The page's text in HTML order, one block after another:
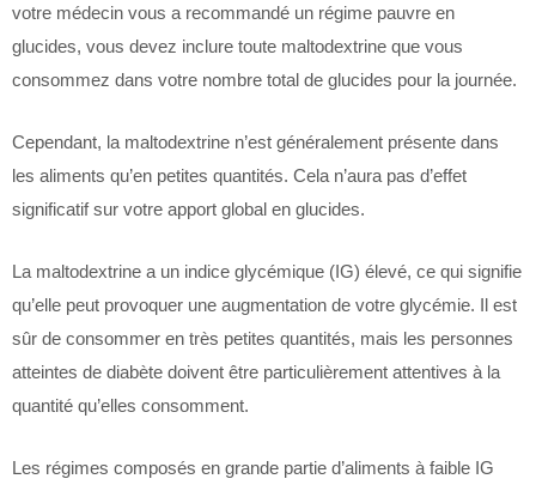
votre médecin vous a recommandé un régime pauvre en
glucides, vous devez inclure toute maltodextrine que vous
consommez dans votre nombre total de glucides pour la journée.
Cependant, la maltodextrine n’est généralement présente dans
les aliments qu’en petites quantités. Cela n’aura pas d’effet
significatif sur votre apport global en glucides.
La maltodextrine a un indice glycémique (IG) élevé, ce qui signifie
qu’elle peut provoquer une augmentation de votre glycémie. Il est
sûr de consommer en très petites quantités, mais les personnes
atteintes de diabète doivent être particulièrement attentives à la
quantité qu’elles consomment.
Les régimes composés en grande partie d’aliments à faible IG